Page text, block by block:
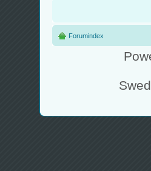
Forumindex